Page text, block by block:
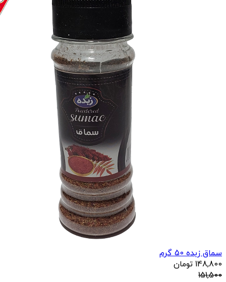
سماق زبده 50 گرم
148,800 تومان
151,500